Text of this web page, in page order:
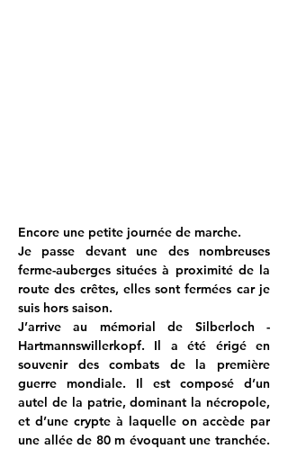
Encore une petite journée de marche.
Je passe devant une des nombreuses
ferme-auberges situées à proximité de la
route des crêtes, elles sont fermées car je
suis hors saison.
J’arrive au mémorial de Silberloch -
Hartmannswillerkopf. Il a été érigé en
souvenir des combats de la première
guerre mondiale. Il est composé d’un
autel de la patrie, dominant la nécropole,
et d’une crypte à laquelle on accède par
une allée de 80 m évoquant une tranchée.